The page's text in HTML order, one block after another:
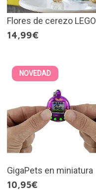
Flores de cerezo LEGO
14,99€
NOVEDAD
GigaPets en miniatura
10,95€